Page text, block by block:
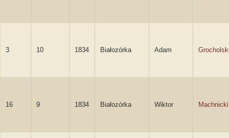
3 10 1834 Białozórka Adam
16 9 1834 Białozórka Wiktor Machnicki